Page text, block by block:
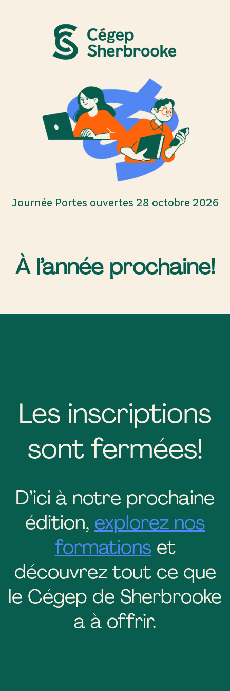
Journée Portes ouvertes 28 octobre 2026
À l’année prochaine!
Les inscriptions
sont fermées!
D’ici à notre prochaine
édition, explorez nos
formationset
découvrez tout ce que
le Cégep de Sherbrooke
a à offrir.